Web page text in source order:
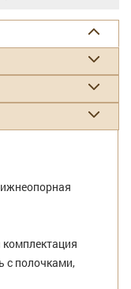
с полочками,